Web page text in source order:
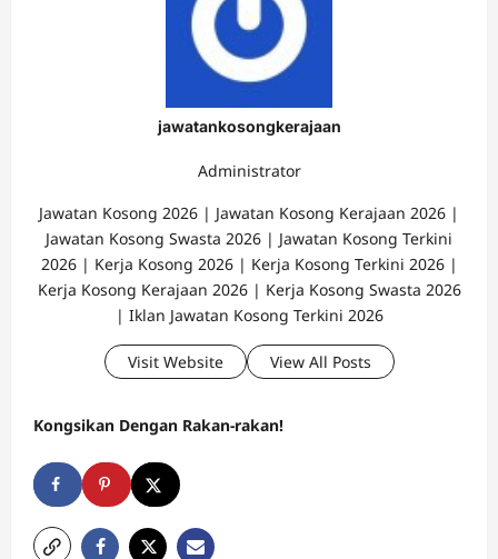
jawatankosongkerajaan
Administrator
Jawatan Kosong 2026 | Jawatan Kosong Kerajaan 2026 |
Jawatan Kosong Swasta 2026 | Jawatan Kosong Terkini
2026 | Kerja Kosong 2026 | Kerja Kosong Terkini 2026 |
Kerja Kosong Kerajaan 2026 | Kerja Kosong Swasta 2026
| Iklan Jawatan Kosong Terkini 2026
Visit Website View All Posts
Kongsikan Dengan Rakan-rakan!